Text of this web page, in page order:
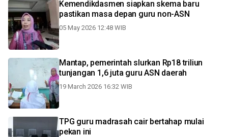
Kemendikdasmen siapkan skema baru
pastikan masa depan guru non-ASN
05 May 2026 12:48 WIB
Mantap, pemerintah slurkan Rp18 triliun
tunjangan 1,6 juta guru ASN daerah
19 March 2026 16:32 WIB
TPG guru madrasah cair bertahap mulai
pekan ini